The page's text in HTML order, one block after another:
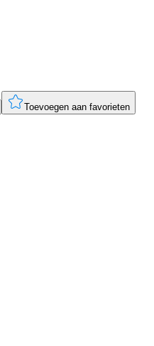
Toevoegen aan favorieten